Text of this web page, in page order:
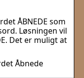
ÅBNEDE som
Løsningen vil
Det er muligt at
Åbnede